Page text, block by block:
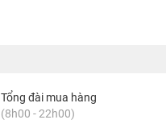
Tổng đài mua hàng
(8h00 - 22h00)